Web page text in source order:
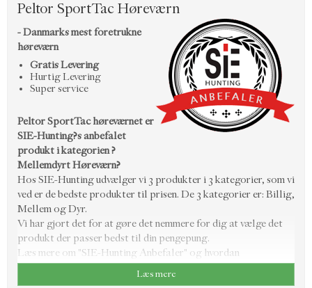
Peltor SportTac Høreværn
- Danmarks mest foretrukne
høreværn
Gratis Levering
Hurtig Levering
Super service
Peltor SportTac høreværnet er
SIE-Hunting?s anbefalet
produkt i kategorien ?
Mellemdyrt Høreværn?
Hos SIE-Hunting udvælger vi 3 produkter i 3 kategorier, som vi
ved er de bedste produkter til prisen. De 3 kategorier er: Billig,
Mellem og Dyr.
Vi har gjort det for at gøre det nemmere for dig at vælge det
produkt der passer bedst til din pengepung.
Læs mere om "SIE-Hunting Anbefaler" og hvordan
voresproduktspecialisterjævntligt udvælger nye anbefalinger
Læs mere